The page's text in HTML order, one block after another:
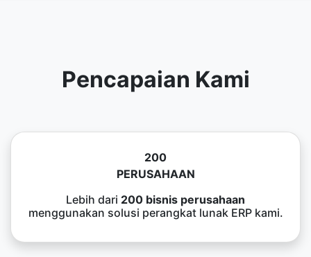
Pencapaian Kami
200
PERUSAHAAN
Lebih dari 200 bisnis perusahaan
menggunakan solusi perangkat lunak ERP kami.